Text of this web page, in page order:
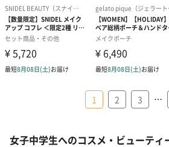
1 2 3 …
女子中学生へのコスメ・ビューティ